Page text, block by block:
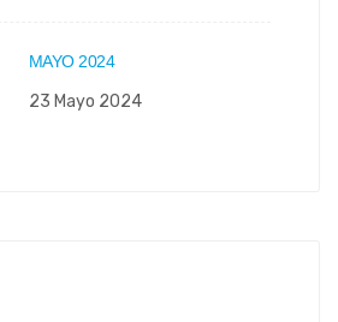
MAYO 2024
23 Mayo 2024